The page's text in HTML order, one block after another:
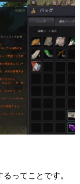
ってことです。